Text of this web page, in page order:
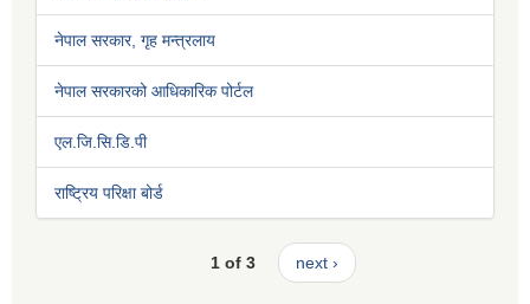
नेपाल सरकार, गृह मन्त्रलाय
नेपाल सरकारको आधिकारिक पोर्टल
एल.जि.सि.डि.पी
राष्ट्रिय परिक्षा बोर्ड
1 of 3 next ›